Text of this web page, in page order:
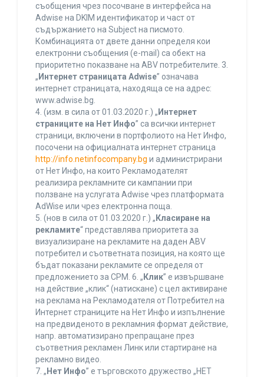
съобщения чрез посочване в интерфейса на
Adwise на DKIM идентификатор и част от
съдържанието на Subject на писмото.
Комбинацията от двете данни определя кои
електронни съобщения (e-mail) са обект на
приоритетно показване на ABV потребителите. 3.
„ Интернет страницата Adwise” означава
интернет страницата, находяща се на адрес:
www.adwise.bg.
4. (изм. в сила от 01.03.2020 г.) „ Интернет
страниците на Нет Инфо” са всички интернет
страници, включени в портфолиото на Нет Инфо,
посочени на официалната интернет страница
http://info.netinfocompany.bg и администрирани
от Нет Инфо, на които Рекламодателят
реализира рекламните си кампании при
ползване на услугата Adwise чрез платформата
AdWise или чрез електронна поща.
5. (нов в сила от 01.03.2020 г.) „ Класиране на
рекламите“ представлява приоритета за
визуализиране на рекламите на даден ABV
потребител и съответната позиция, на която ще
бъдат показани рекламите се определя от
предложението за CPM. 6. „ Клик” е извършване
на действие „клик“ (натискане) с цел активиране
на реклама на Рекламодателя от Потребител на
Интернет страниците на Нет Инфо и изпълнение
на предвиденото в рекламния формат действие,
напр. автоматизирано препращане през
съответния рекламен Линк или стартиране на
рекламно видео.
7. „ Нет Инфо” е търговското дружество „НЕТ